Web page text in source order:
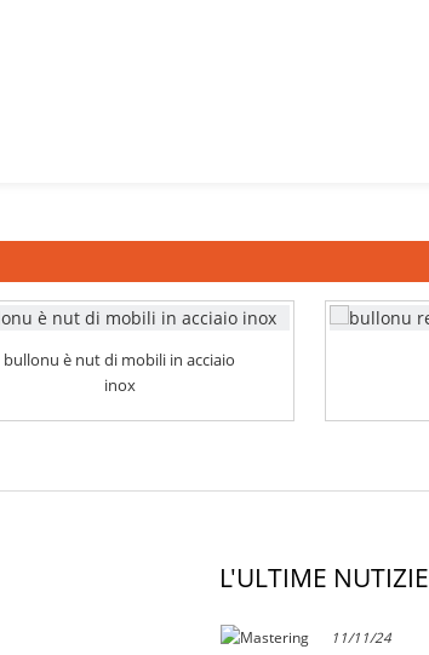
bullonu è nut di mobili in acciaio
inox
L'ULTIME NUTIZIE
11/11/24